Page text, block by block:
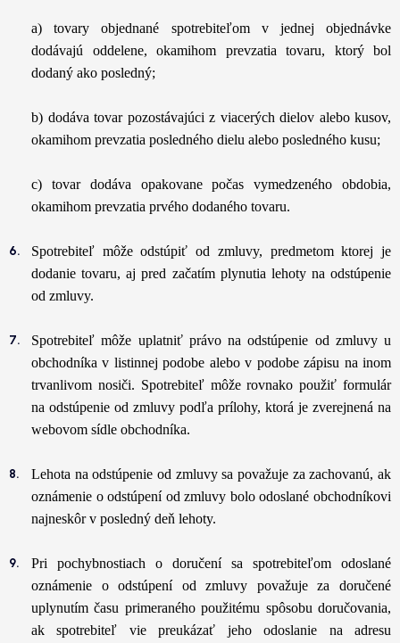
a) tovary objednané spotrebiteľom v jednej objednávke
dodávajú oddelene, okamihom prevzatia tovaru, ktorý bol
dodaný ako posledný;
b) dodáva tovar pozostávajúci z viacerých dielov alebo kusov,
okamihom prevzatia posledného dielu alebo posledného kusu;
c) tovar dodáva opakovane počas vymedzeného obdobia,
okamihom prevzatia prvého dodaného tovaru.
Spotrebiteľ môže odstúpiť od zmluvy, predmetom ktorej je
dodanie tovaru, aj pred začatím plynutia lehoty na odstúpenie
od zmluvy.
Spotrebiteľ môže uplatniť právo na odstúpenie od zmluvy u
obchodníka v listinnej podobe alebo v podobe zápisu na inom
trvanlivom nosiči. Spotrebiteľ môže rovnako použiť formulár
na odstúpenie od zmluvy podľa prílohy, ktorá je zverejnená na
webovom sídle obchodníka.
Lehota na odstúpenie od zmluvy sa považuje za zachovanú, ak
oznámenie o odstúpení od zmluvy bolo odoslané obchodníkovi
najneskôr v posledný deň lehoty.
Pri pochybnostiach o doručení sa spotrebiteľom odoslané
oznámenie o odstúpení od zmluvy považuje za doručené
uplynutím času primeraného použitému spôsobu doručovania,
ak spotrebiteľ vie preukázať jeho odoslanie na adresu